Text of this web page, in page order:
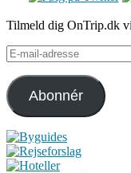
Tilmeld dig OnTrip.dk
E-
mail-
adresse
Abonnér